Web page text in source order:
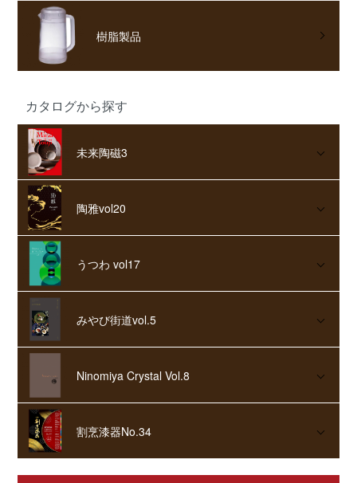
樹脂製品
カタログから探す
未来陶磁3
陶雅vol20
うつわ vol17
みやび街道vol.5
Ninomiya Crystal Vol.8
割烹漆器No.34